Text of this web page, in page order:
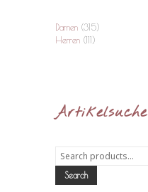
Damen (315)
Herren (111)
Artikelsuche
Search
for:
Search